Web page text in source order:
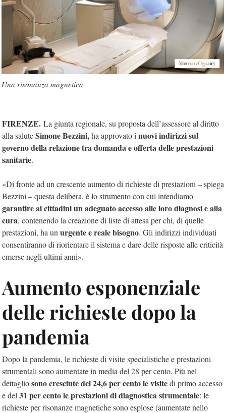
Una risonanza magnetica
FIRENZE. La giunta regionale, su proposta dell’assessore al diritto
alla saluteSimone Bezzini,ha approvato i nuovi indirizzi sul
governo della relazione tra domanda e offerta delle prestazioni
sanitarie.
«Di fronte ad un crescente aumento di richieste di prestazioni – spiega
Bezzini – questa delibera, è lo strumento con cui intendiamo
garantire ai cittadini un adeguato accesso alle loro diagnosi e alla
cura, contenendo la creazione di liste di attesa per chi, di quelle
prestazioni, ha un urgente e reale bisogno. Gli indirizzi individuati
consentiranno di riorientare il sistema e dare delle risposte alle criticità
emerse negli ultimi anni».
Aumento esponenziale
delle richieste dopo la
pandemia
Dopo la pandemia, le richieste di visite specialistiche e prestazioni
strumentali sono aumentate in media del 28 per cento. Più nel
dettagliosono cresciute del 24,6 per cento le visitedi primo accesso
e del 31 per cento le prestazioni di diagnostica strumentale: le
richieste per risonanze magnetiche sono esplose (aumentate nello